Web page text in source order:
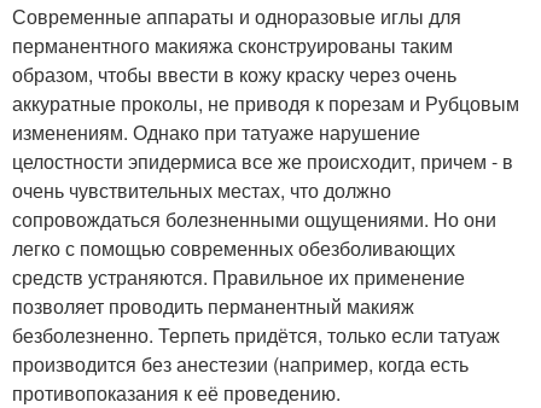
Современные аппараты и одноразовые иглы для
перманентного макияжа сконструированы таким
образом, чтобы ввести в кожу краску через очень
аккуратные проколы, не приводя к порезам и Рубцовым
изменениям. Однако при татуаже нарушение
целостности эпидермиса все же происходит, причем - в
очень чувствительных местах, что должно
сопровождаться болезненными ощущениями. Но они
легко с помощью современных обезболивающих
средств устраняются. Правильное их применение
позволяет проводить перманентный макияж
безболезненно. Терпеть придётся, только если татуаж
производится без анестезии (например, когда есть
противопоказания к её проведению.